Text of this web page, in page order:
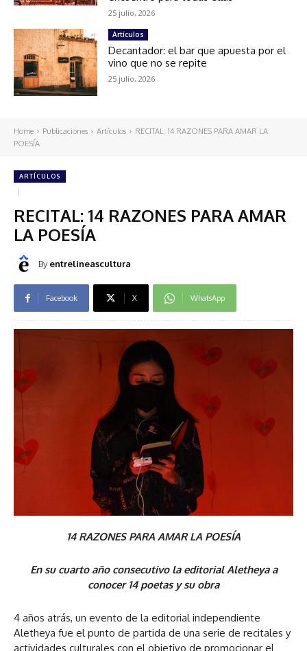
25 julio, 2026
Artículos
Decantador: el bar que apuesta por el
vino que no se repite
25 julio, 2026